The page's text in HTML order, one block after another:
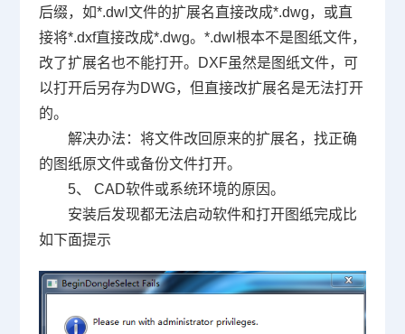
后缀，如*.dwl 文件的扩展名直接改成*.dwg，或直
接将*.dxf直接改成*.dwg。 *.dwl 根本不是图纸文件，
改了扩展名也不能打开。
DXF虽然是图纸文件，可
以打开后另存为DWG，但直接改扩展名是无法打开
的。
解决办法：将文件改回原来的扩展名，找正确
的图纸原文件或备份文件打开。
5、
CAD软件或系统环境的原因。
安装后发现都无法启动软件和打开图纸完成比
如下面提示